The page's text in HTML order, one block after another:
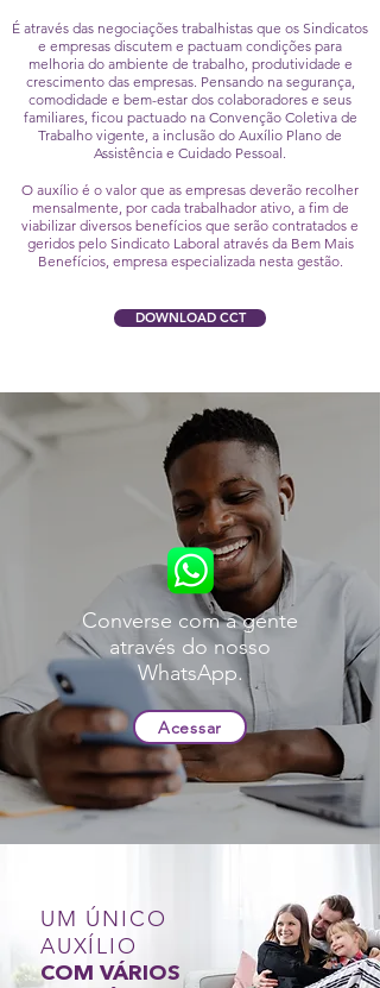
É através das negociações trabalhistas que os Sindicatos
e empresas discutem e pactuam condições para
melhoria do ambiente de trabalho, produtividade e
crescimento das empresas. Pensando na segurança,
comodidade e bem-estar dos colaboradores e seus
familiares, ficou pactuado na Convenção Coletiva de
Trabalho vigente, a inclusão do Auxílio Plano de
Assistência e Cuidado Pessoal.
O auxílio é o valor que as empresas deverão recolher
mensalmente, por cada trabalhador ativo, a fim de
viabilizar diversos benefícios que serão contratados e
geridos pelo Sindicato Laboral através da Bem Mais
Benefícios, empresa especializada nesta gestão.
DOWNLOAD CCT
Converse com a gente
através do nosso
WhatsApp.
Acessar
UM ÚNICO
AUXÍLIO
COM VÁRIOS